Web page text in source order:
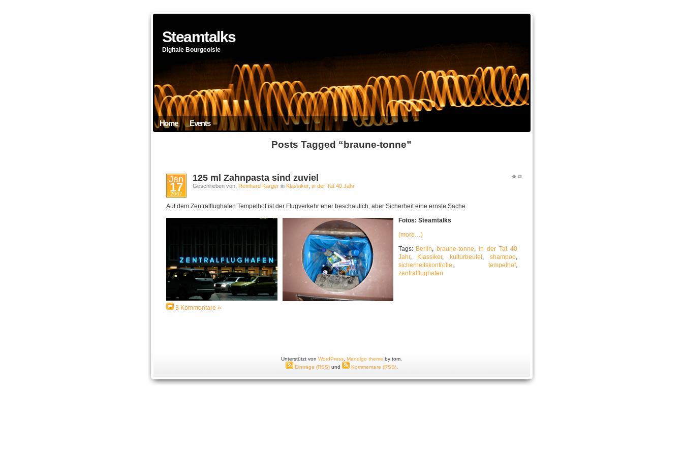
Steamtalks
Digitale Bourgeoisie
Home Events
Posts Tagged “braune-tonne”
Jan
17
2007
125 ml Zahnpasta sind zuviel
Geschrieben von: Reinhard Karger in Klassiker,in der Tat 40 Jahr
Auf dem Zentralflughafen Tempelhof ist der Flugverkehr eher beschaulich, aber Sicherheit eine ernste Sache.
Fotos: Steamtalks
(more…)
Tags: Berlin, braune-tonne,in der Tat 40
Jahr, Klassiker, kulturbeutel , shampoo,
sicherheitskontrolle, tempelhof,
zentralflughafen
3 Kommentare »
Unterstützt von WordPress Mandigo theme by tom.
Einträge (RSS)und Kommentare (RSS).